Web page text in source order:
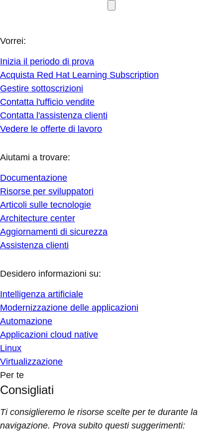
Vorrei:
Inizia il periodo di prova
Acquista Red Hat Learning Subscription
Gestire sottoscrizioni
Contatta l'ufficio vendite
Contatta l'assistenza clienti
Vedere le offerte di lavoro
Aiutami a trovare:
Documentazione
Risorse per sviluppatori
Articoli sulle tecnologie
Architecture center
Aggiornamenti di sicurezza
Assistenza clienti
Desidero informazioni su:
Intelligenza artificiale
Modernizzazione delle applicazioni
Automazione
Applicazioni cloud native
Linux
Virtualizzazione
Per te
Consigliati
Ti consiglieremo le risorse scelte per te durante la
navigazione. Prova subito questi suggerimenti: